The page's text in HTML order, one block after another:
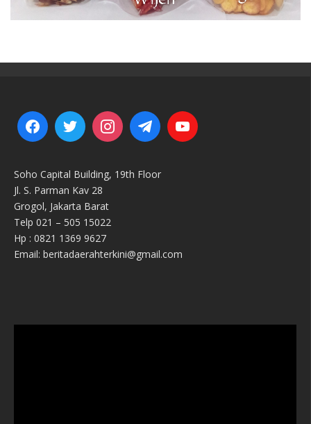
Soho Capital Building, 19th Floor
Jl. S. Parman Kav 28
Grogol, Jakarta Barat
Telp 021 – 505 15022
Hp : 0821 1369 9627
Email: beritadaerahterkini@gmail.com